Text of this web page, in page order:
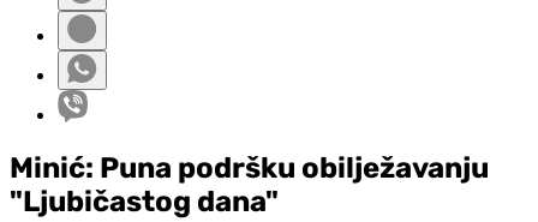
Minić: Puna podršku obilježavanju
"Ljubičastog dana"